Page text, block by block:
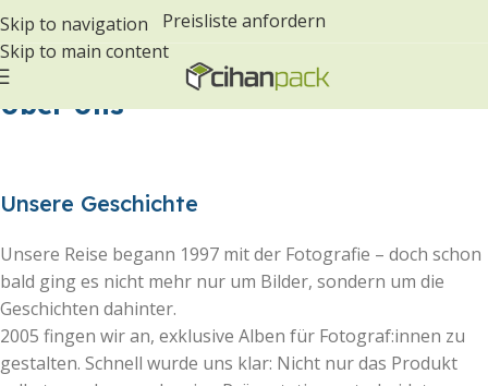
Skip to navigation
Skip to main content
Preisliste anfordern
Über Uns
Unsere Geschichte
Unsere Reise begann 1997 mit der Fotografie – doch schon
bald ging es nicht mehr nur um Bilder, sondern um die
Geschichten dahinter.
2005 fingen wir an, exklusive Alben für Fotograf:innen zu
gestalten. Schnell wurde uns klar: Nicht nur das Produkt